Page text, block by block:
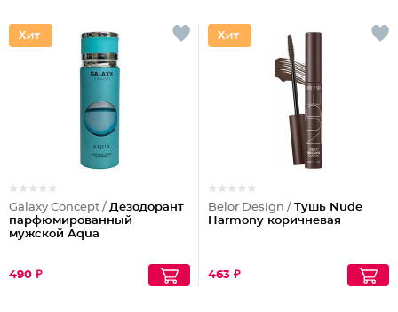
Galaxy Concept / Дезодорант
парфюмированный
мужской Aqua
490 ₽
Belor Design / Тушь Nude
Harmony коричневая
463 ₽